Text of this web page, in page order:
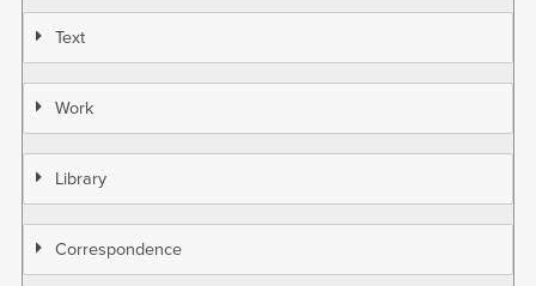
Text
Work
Library
Correspondence